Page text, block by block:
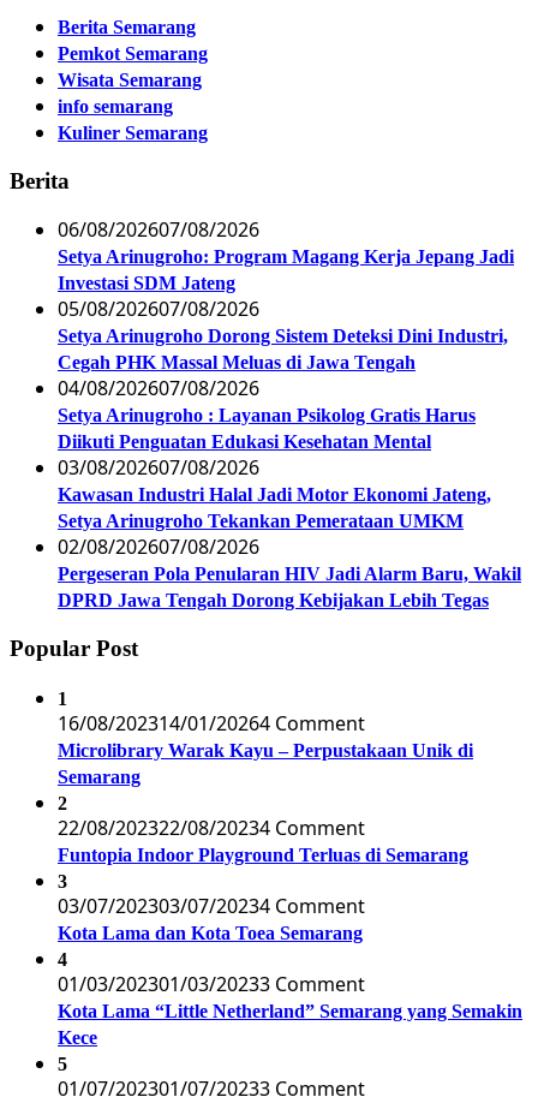
Berita Semarang
Pemkot Semarang
Wisata Semarang
info semarang
Kuliner Semarang
Berita
06/08/202607/08/2026
Setya Arinugroho: Program Magang Kerja Jepang Jadi
Investasi SDM Jateng
05/08/202607/08/2026
Setya Arinugroho Dorong Sistem Deteksi Dini Industri,
Cegah PHK Massal Meluas di Jawa Tengah
04/08/202607/08/2026
Setya Arinugroho : Layanan Psikolog Gratis Harus
Diikuti Penguatan Edukasi Kesehatan Mental
03/08/202607/08/2026
Kawasan Industri Halal Jadi Motor Ekonomi Jateng,
Setya Arinugroho Tekankan Pemerataan UMKM
02/08/202607/08/2026
Pergeseran Pola Penularan HIV Jadi Alarm Baru, Wakil
DPRD Jawa Tengah Dorong Kebijakan Lebih Tegas
Popular Post
1
16/08/202314/01/20264 Comment
Microlibrary Warak Kayu – Perpustakaan Unik di
Semarang
2
22/08/202322/08/20234 Comment
Funtopia Indoor Playground Terluas di Semarang
3
03/07/202303/07/20234 Comment
Kota Lama dan Kota Toea Semarang
4
01/03/202301/03/20233 Comment
Kota Lama “Little Netherland” Semarang yang Semakin
Kece
5
01/07/202301/07/20233 Comment